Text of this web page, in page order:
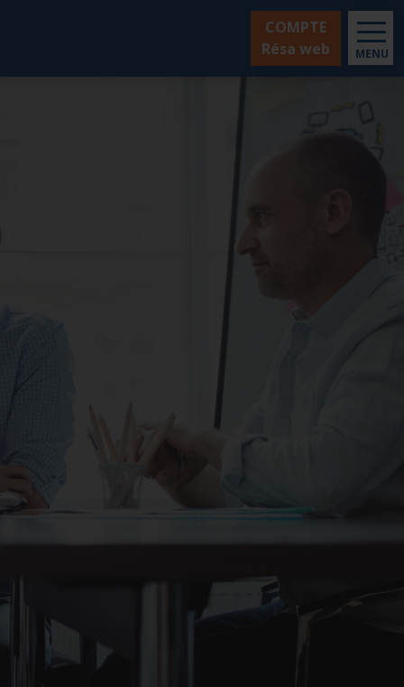
MENU
COMPTE
Résa web